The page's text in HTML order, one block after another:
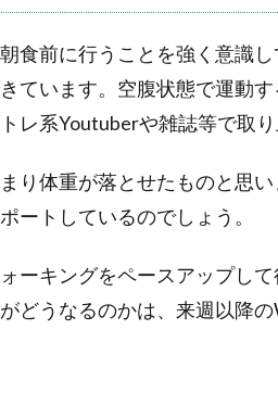
食前に行うことを強く意識
ています。空腹状態で運動
レ系Youtuberや雑誌等で取り
り体重が落とせたものと思
ートしているのでしょう。
ーキングをペースアップし
どうなるのかは、来週以降